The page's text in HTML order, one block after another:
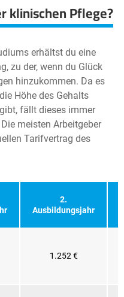
klinischen Pflege?
erhältst du eine
zu der, wenn du Glück
hinzukommen. Da es
Höhe des Gehalts
fällt dieses immer
meisten Arbeitgeber
Tarifvertrag des
2.
Ausbildungsjahr
1.252 €